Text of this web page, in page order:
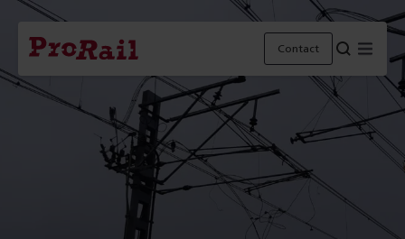
Navigatie
Homepage
ProRail
Contact